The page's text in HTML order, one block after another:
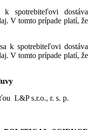
spotrebiteľovi dostáva
V tomto prípade platí, že
k spotrebiteľovi dostáva
V tomto prípade platí, že
L&P s.r.o., r. s. p.